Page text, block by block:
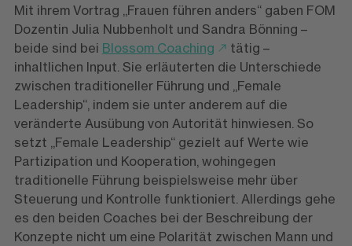
Mit ihrem Vortrag „Frauen führen anders“ gaben FOM
Dozentin Julia Nubbenholt und Sandra Bönning –
beide sind bei Blossom Coaching
tätig –
inhaltlichen Input. Sie erläuterten die Unterschiede
zwischen traditioneller Führung und „Female
Leadership“, indem sie unter anderem auf die
veränderte Ausübung von Autorität hinwiesen. So
setzt „Female Leadership“ gezielt auf Werte wie
Partizipation und Kooperation, wohingegen
traditionelle Führung beispielsweise mehr über
Steuerung und Kontrolle funktioniert. Allerdings gehe
es den beiden Coaches bei der Beschreibung der
Konzepte nicht um eine Polarität zwischen Mann und